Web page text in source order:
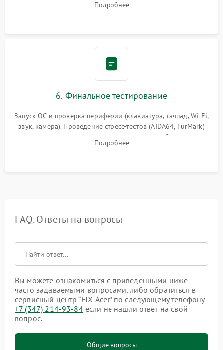
шлейфов, модулей памяти и накопителей. Предварительная
Подробнее
6. Финальное тестирование
Запуск ОС и проверка периферии (клавиатура, тачпад, Wi-Fi,
звук, камера). Проведение стресс-тестов (AIDA64, FurMark)
для контроля температурного режима и стабильности
системы под пиковой нагрузкой.
Подробнее
FAQ. Ответы на вопросы
Вы можете ознакомиться с приведенными ниже
часто задаваемыми вопросами, либо обратиться в
сервисный центр “FIX-Acer” по следующему телефону
+7 (347) 214-93-84если не нашли ответ на свой
вопрос.
Общие вопросы